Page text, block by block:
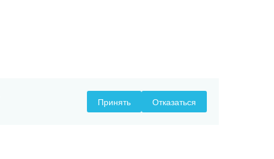
Принять Отказаться